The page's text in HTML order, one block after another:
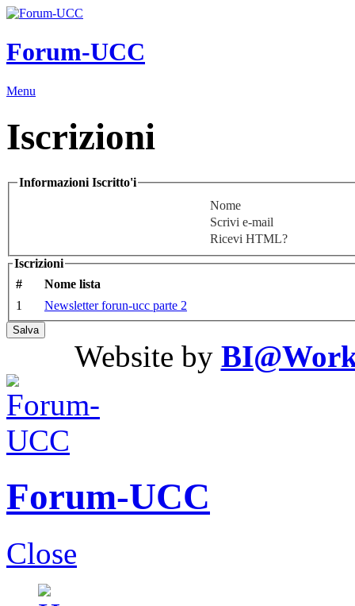
Forum-UCC
Menu
Iscrizioni
Informazioni Iscritto'i
Nome
Scrivi e-mail
Ricevi HTML?
Iscrizioni
#
Nome lista
1
Newsletter forun-ucc parte 2
Website by
Forum-UCC
Close